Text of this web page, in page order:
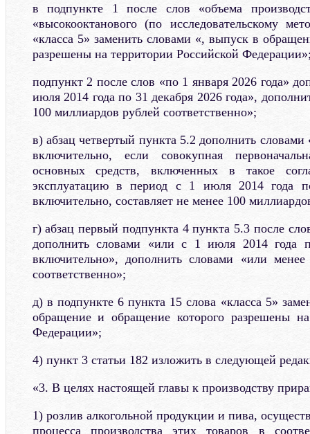
в подпункте 1 после слов «объема
«высокооктанового (по исследовательскому
«класса 5» заменить словами «, выпуск в
разрешены на территории Российской
подпункт 2 после слов «по 1 января 2026 года»
июля 2014 года по 31 декабря 2026 года»,
100 миллиардов рублей соответственно»;
в) абзац четвертый пункта 5.2 дополнить словами
включительно, если совокупная
основных средств, включенных в такое
эксплуатацию в период с 1 июля 2014 года
включительно, составляет не менее 100
г) абзац первый подпункта 4 пункта 5.3 после
дополнить словами «или с 1 июля 2014 года
включительно», дополнить словами «или
соответственно»;
д) в подпункте 6 пункта 15 слова «класса 5»
обращение и обращение которого разрешены
Федерации»;
4) пункт 3 статьи 182 изложить в следующей
«3. В целях настоящей главы к производству
1) розлив алкогольной продукции и пива,
процесса производства этих товаров в